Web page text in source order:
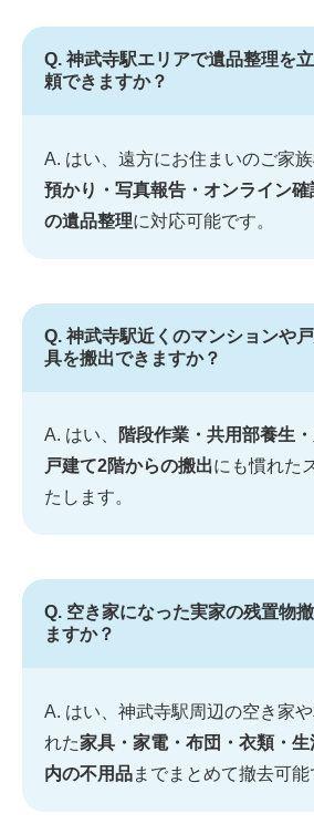
Q. 神武寺駅エリアで遺品整理を
頼できますか？
A. はい、遠方にお住まいのご家族
預かり・写真報告・オンライン
の遺品整理に対応可能です。
Q. 神武寺駅近くのマンションや
具を搬出できますか？
A. はい、
階段作業・共用部養生
戸建て2階からの搬出にも慣れた
たします。
Q. 空き家になった実家の残置物
ますか？
A. はい、神武寺駅周辺の空き家
れた家具・家電・布団・衣類・
内の不用品までまとめて撤去可能